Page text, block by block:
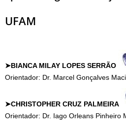
UFAM
➤BIANCA MILAY LOPES SERRÃO
Orientador: Dr. Marcel Gonçalves
➤CHRISTOPHER CRUZ PALMEIRA
Orientador: Dr. Iago Orleans Pinheiro